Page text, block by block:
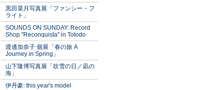
黒田菜月写真展「ファンシー・フ
ライト」
SOUNDS ON SUNDAY: Record
Shop "Reconquista" in Totodo
渡邊加奈子 個展「春の旅 A
Journey in Spring」
山下隆博写真展「吹雪の日／凪の
海」
伊丹豪: this year's model